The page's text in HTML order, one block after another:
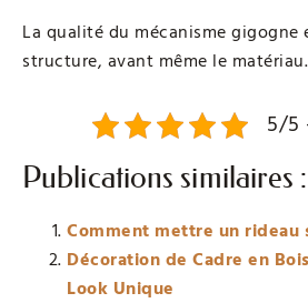
La qualité du mécanisme
structure, avant même le matériau.
5/5
Publications similaires :
Comment mettre un rideau
Décoration de Cadre en
Look Unique